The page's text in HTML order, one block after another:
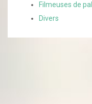
Filmeuses de
Divers